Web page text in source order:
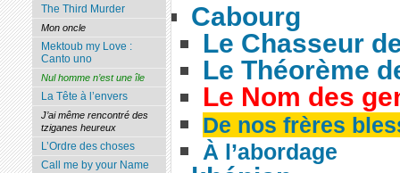
Cabourg
Le Chasseur
Le Théorème
Le Nom des
De nos frères
À l’abordage
The Third Murder
Mon oncle
Mektoub my Love :
Canto uno
Nul homme n’est une île
La Tête à l’envers
J’ai même rencontré des
tziganes heureux
L’Ordre des choses
Call me by your Name